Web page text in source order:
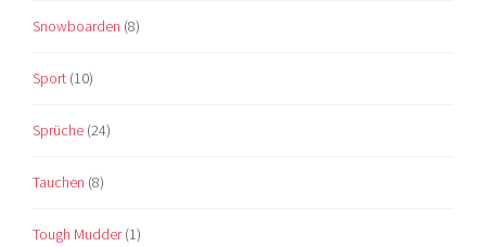
Snowboarden (8)
Sport (10)
Sprüche (24)
Tauchen (8)
Tough Mudder(1)